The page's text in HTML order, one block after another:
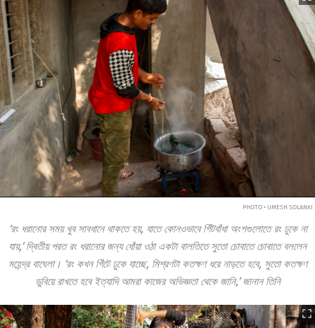
PHOTO • UMESH SOLANKI
‘রং ধরানোর সময় খুব সাবধানে থাকতে হয়, যাতে কোনওভাবে গিঁটবাঁধা অংশগুলোতে রং ঢুকে না
যায়,’ দ্বিতীয় পরত রং ধরানোর জন্য ধোঁয়া ওঠা একটা বালতিতে সুতো চোবাতে চোবাতে বললেন
মহেন্দ্র বাঘেলা। ‘রং কখন গিঁটে ঢুকে যাচ্ছে, মিশ্রণটা কতক্ষণ ধরে নাড়তে হবে, সুতো কতক্ষণ
ডুবিয়ে রাখতে হবে ইত্যাদি আমরা কাজের অভিজ্ঞতা থেকে জানি,’ জানান তিনি